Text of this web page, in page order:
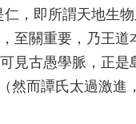
，即所謂天地生
至關重要，乃王道
見古愚學脈，正是
然而譚氏太過激進